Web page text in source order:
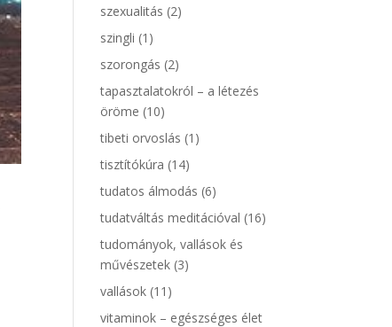
szexualitás (2)
szingli (1)
szorongás (2)
tapasztalatokról – a létezés
öröme (10)
tibeti orvoslás (1)
tisztítókúra (14)
tudatos álmodás (6)
tudatváltás meditációval (16)
tudományok, vallások és
művészetek (3)
vallások (11)
vitaminok – egészséges élet